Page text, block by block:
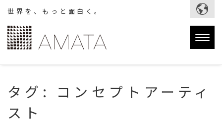
世界を、もっと面白く。
タグ: コンセプトアーティ
スト